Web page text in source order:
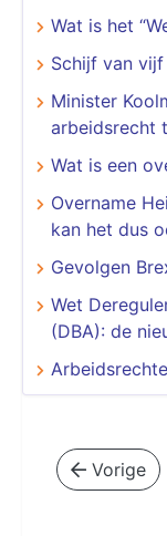
Wat is het
Schijf van
Minister
arbeidsrecht
Wat is een
Overname
kan het dus
Gevolgen
Wet
(DBA): de
Vorige